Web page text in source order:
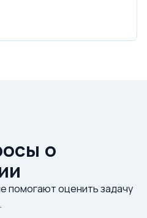
о
помогают оценить задачу